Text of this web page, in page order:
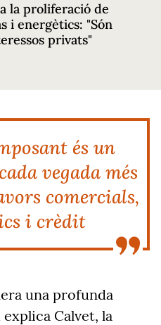
la proliferació de
i energètics: "Són
privats"
és un
vegada més
comercials,
i crèdit
una profunda
Calvet, la